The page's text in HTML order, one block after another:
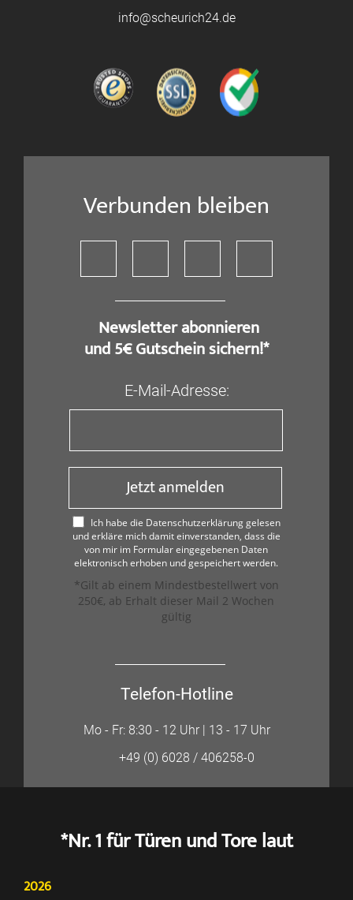
info@scheurich24.de
Verbunden bleiben
​ Newsletter abonnieren
und 5€ Gutschein sichern!*
E-Mail-Adresse:
Jetzt anmelden
Ich habe die Datenschutzerklärung gelesen
und erkläre mich damit einverstanden, dass die
von mir im Formular eingegebenen Daten
elektronisch erhoben und gespeichert werden.
*Gilt ab einem Mindestbestellwert von
250€, ab Erhalt dieser Mail 2 Wochen
gültig
Telefon-Hotline
Mo - Fr: 8:30 - 12 Uhr | 13 - 17 Uhr
+49 (0) 6028 / 406258-0
*Nr. 1 für Türen und Tore laut
2026